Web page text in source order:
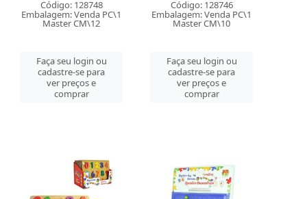
Código: 128748
Embalagem: Venda PC\1
Master CM\12
Faça seu login ou
cadastre-se para
ver preços e
comprar
Código: 128746
Embalagem: Venda PC\1
Master CM\10
Faça seu login ou
cadastre-se para
ver preços e
comprar